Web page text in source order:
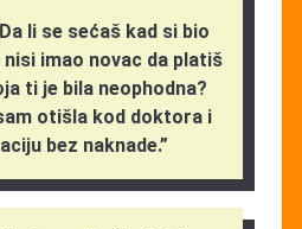
li se sećaš kad si bio
imao novac da platiš
ti je bila neophodna?
otišla kod doktora i
bez naknade.”